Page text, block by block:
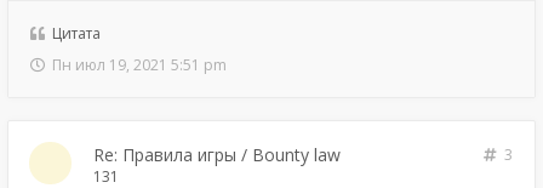
Цитата
Пн июл 19, 2021 5:51 pm
Re: Правила игры / Bounty law
3
131